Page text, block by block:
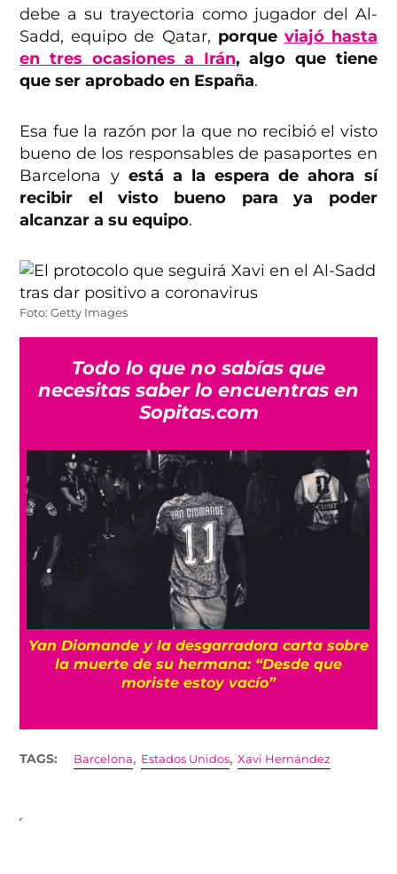
debe a su trayectoria como jugador del Al-
Sadd, equipo de Qatar, porque viajó hasta
en tres ocasiones a Irán, algo que tiene
que ser aprobado en España.
Esa fue la razón por la que no recibió el visto
bueno de los responsables de pasaportes en
Barcelona y está a la espera de ahora sí
recibir el visto bueno para ya poder
alcanzar a su equipo.
Foto: Getty Images
Todo lo que no sabías que
necesitas saber lo encuentras en
Sopitas.com
Yan Diomande y la desgarradora carta sobre
la muerte de su hermana: “Desde que
moriste estoy vacío”
TAGS: Barcelona, Estados Unidos,Xavi Hernández